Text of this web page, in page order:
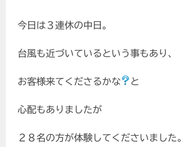
今日は３連休の中日。
台風も近づいているという事もあり、
お客様来てくださるかな と
心配もありましたが
２８名の方が体験してくださいました。